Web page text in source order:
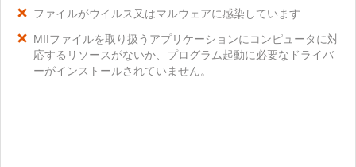
ファイルがウイルス又はマルウェアに感染しています
MIIファイルを取り扱うアプリケーションにコンピュータに対
応するリソースがないか、プログラム起動に必要なドライバ
ーがインストールされていません。